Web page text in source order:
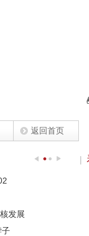
返回首页
发展
子